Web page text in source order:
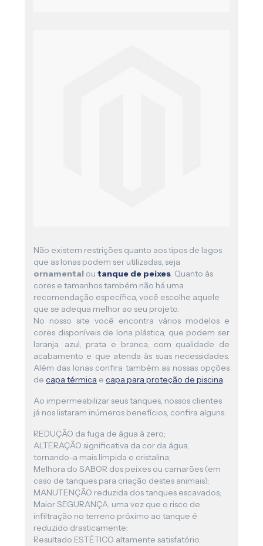
Não existem restrições quanto aos tipos de lagos
que as lonas podem ser utilizadas, seja
ornamental ou tanque de peixes. Quanto às
cores e tamanhos também não há uma
recomendação específica, você escolhe aquele
que se adequa melhor ao seu projeto.
No nosso site você encontra vários modelos e
cores disponíveis de lona plástica, que podem ser
laranja, azul, prata e branca, com qualidade de
acabamento e que atenda às suas necessidades.
Além das lonas confira também as nossas opções
de capa térmica e capa para proteção de piscina.
Ao impermeabilizar seus tanques, nossos clientes
já nos listaram inúmeros benefícios, confira alguns:
REDUÇÃO da fuga de água à zero;
ALTERAÇÃO significativa da cor da água,
tornando-a mais límpida e cristalina;
Melhora do SABOR dos peixes ou camarões (em
caso de tanques para criação destes animais);
MANUTENÇÃO reduzida dos tanques escavados;
Maior SEGURANÇA, uma vez que o risco de
infiltração no terreno próximo ao tanque é
reduzido drasticamente;
Resultado ESTÉTICO altamente satisfatório.